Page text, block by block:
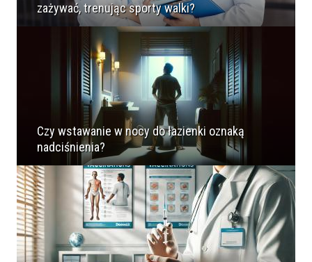
zażywać, trenując sporty walki?
Czy wstawanie w nocy do łazienki oznaką
nadciśnienia?